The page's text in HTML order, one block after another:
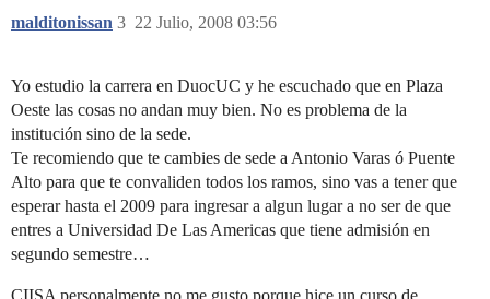
malditonissan 22 Julio, 2008 03:56
3
Yo estudio la carrera en DuocUC y he escuchado que en Plaza
Oeste las cosas no andan muy bien. No es problema de la
institución sino de la sede.
Te recomiendo que te cambies de sede a Antonio Varas ó Puente
Alto para que te convaliden todos los ramos, sino vas a tener que
esperar hasta el 2009 para ingresar a algun lugar a no ser de que
entres a Universidad De Las Americas que tiene admisión en
segundo semestre…
CIISA personalmente no me gusto porque hice un curso de